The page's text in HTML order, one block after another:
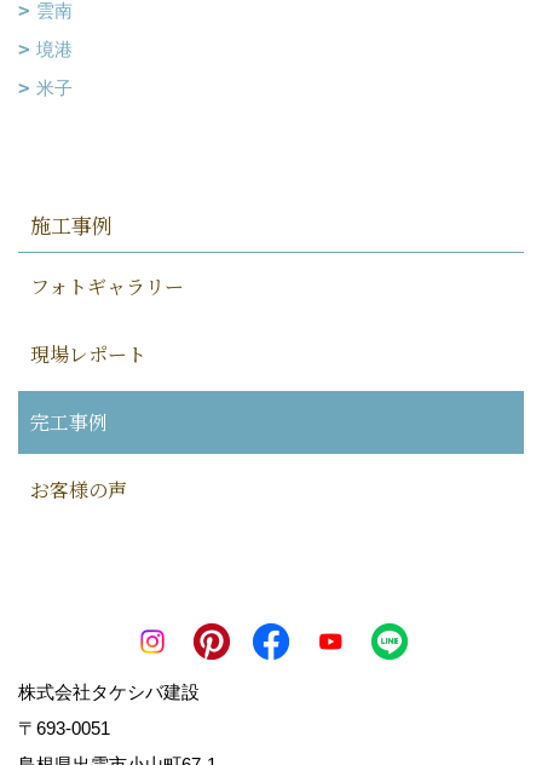
雲南
境港
米子
施工事例
フォトギャラリー
現場レポート
完工事例
お客様の声
株式会社タケシバ建設
〒693-0051